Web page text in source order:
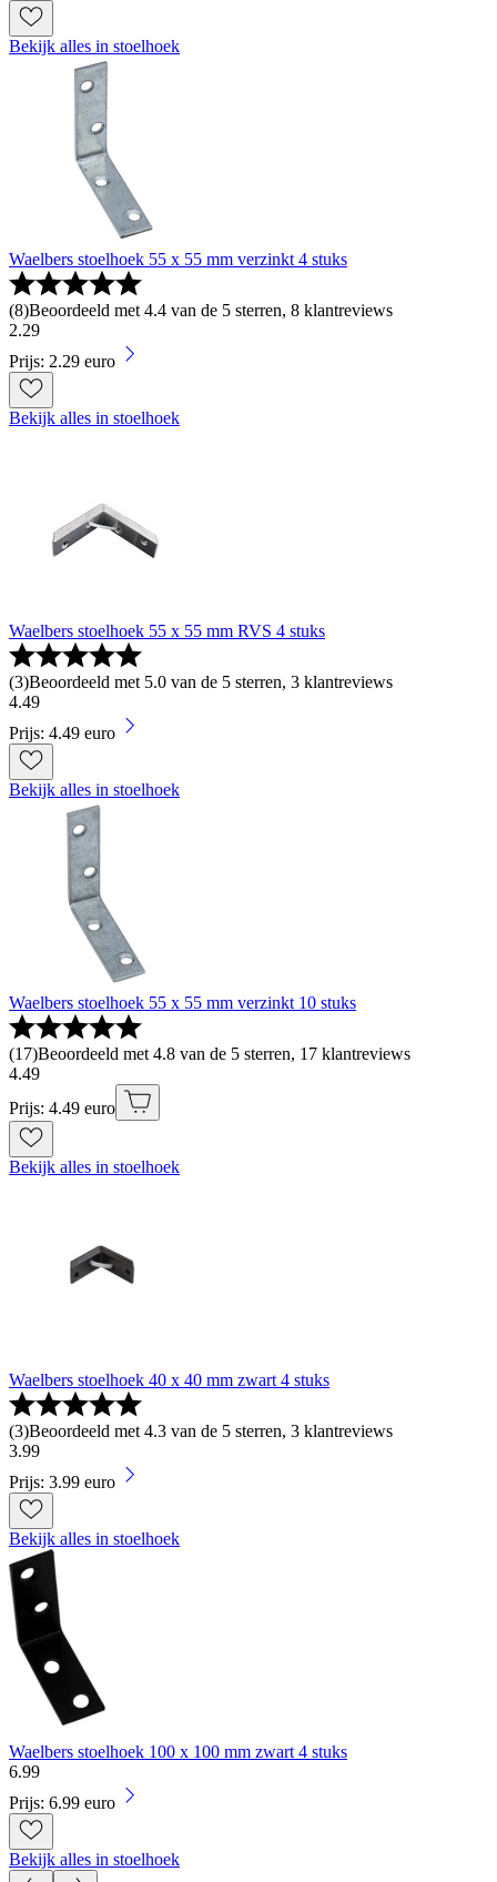
Bekijk alles in stoelhoek
Waelbers stoelhoek 55 x 55 mm verzinkt 4 stuks
(8)Beoordeeld met 4.4 van de 5 sterren, 8 klantreviews
2.29
Prijs: 2.29 euro
Bekijk alles in stoelhoek
Waelbers stoelhoek 55 x 55 mm RVS 4 stuks
(3)Beoordeeld met 5.0 van de 5 sterren, 3 klantreviews
4.49
Prijs: 4.49 euro
Bekijk alles in stoelhoek
Waelbers stoelhoek 55 x 55 mm verzinkt 10 stuks
(17)Beoordeeld met 4.8 van de 5 sterren, 17 klantreviews
4.49
Prijs: 4.49 euro
Bekijk alles in stoelhoek
Waelbers stoelhoek 40 x 40 mm zwart 4 stuks
(3)Beoordeeld met 4.3 van de 5 sterren, 3 klantreviews
3.99
Prijs: 3.99 euro
Bekijk alles in stoelhoek
Waelbers stoelhoek 100 x 100 mm zwart 4 stuks
6.99
Prijs: 6.99 euro
Bekijk alles in stoelhoek